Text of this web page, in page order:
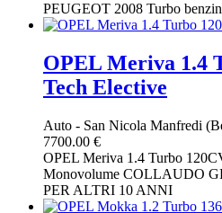
PEUGEOT 2008 Turbo
OPEL Meriva 1.4
Tech Elective
Auto - San Nicola Manfredi
7700.00 €
OPEL Meriva 1.4 Turbo
Monovolume COLLAUDO
PER ALTRI 10 ANNI